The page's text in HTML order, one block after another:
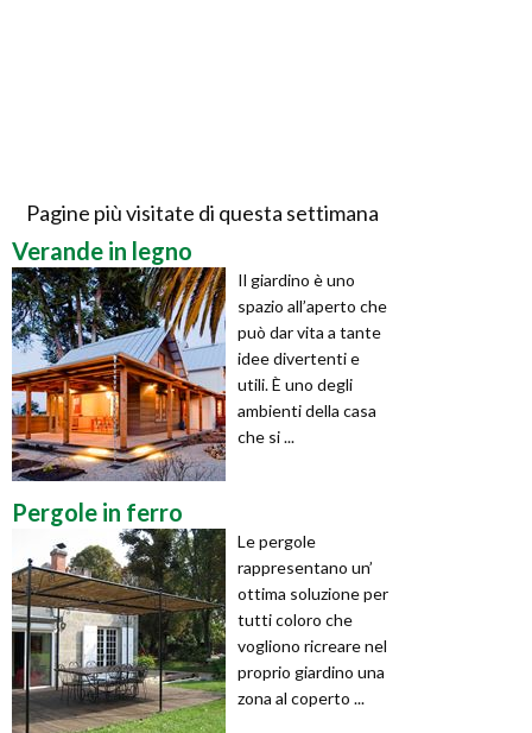
Pagine più visitate di questa settimana
Verande in legno
Il giardino è uno
spazio all’aperto che
può dar vita a tante
idee divertenti e
utili. È uno degli
ambienti della casa
che si ...
Pergole in ferro
Le pergole
rappresentano un’
ottima soluzione per
tutti coloro che
vogliono ricreare nel
proprio giardino una
zona al coperto ...